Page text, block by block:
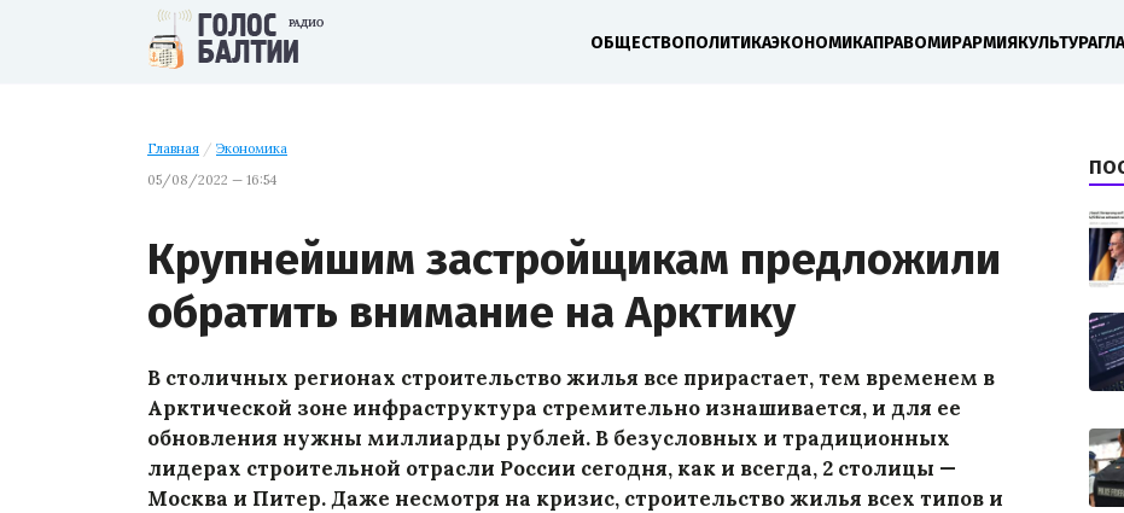
ОБЩЕСТВОПОЛИТИКАЭКОНОМИКАПРАВОМИРАРМИЯКУЛЬТУРА
Главная / Экономика
05/08/2022 — 16:54
Крупнейшим застройщикам предложили
обратить внимание на Арктику
В столичных регионах строительство жилья все прирастает, тем временем в
Арктической зоне инфраструктура стремительно изнашивается, и для ее
обновления нужны миллиарды рублей. В безусловных и традиционных
лидерах строительной отрасли России сегодня, как и всегда, 2 столицы —
Москва и Питер. Даже несмотря на кризис, строительство жилья всех типов и